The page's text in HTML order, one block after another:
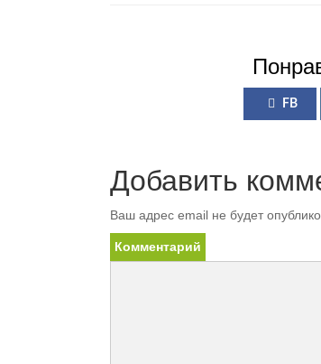
FB
Добавить
Ваш адрес email не будет
Комментарий